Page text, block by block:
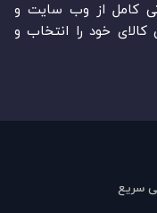
کامل از وب سایت و
کالای خود را انتخاب و
سریع